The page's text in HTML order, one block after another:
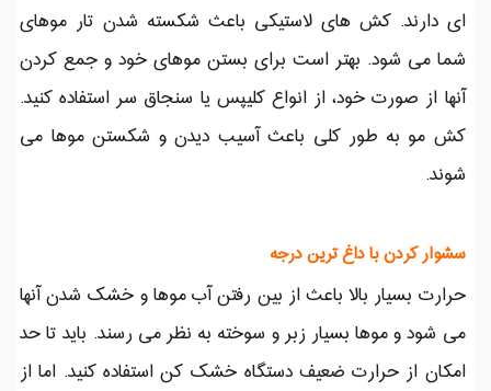
ای دارند. کش های لاستیکی باعث شکسته شدن تار موهای
شما می شود. بهتر است برای بستن موهای خود و جمع کردن
آنها از صورت خود، از انواع کلیپس یا سنجاق سر استفاده کنید.
کش مو به طور کلی باعث آسیب دیدن و شکستن موها می
شوند.
سشوار کردن با داغ ترین درجه
حرارت بسیار بالا باعث از بین رفتن آب موها و خشک شدن آنها
می شود و موها بسیار زبر و سوخته به نظر می رسند. باید تا حد
امکان از حرارت ضعیف دستگاه خشک کن استفاده کنید. اما از